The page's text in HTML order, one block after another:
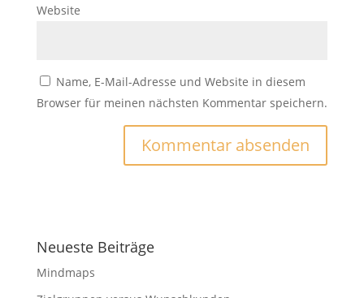
Website
Name, E-Mail-Adresse und Website in diesem
Browser für meinen nächsten Kommentar speichern.
Neueste Beiträge
Mindmaps